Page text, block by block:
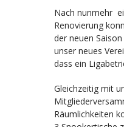
Nach nunmehr
Renovierung
der neuen
unser neues
dass ein
Gleichzeitig mit
Räumlichkeiten